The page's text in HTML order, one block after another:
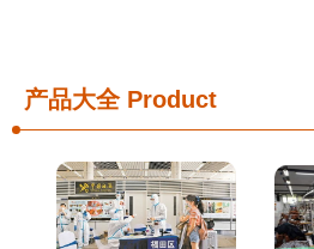
产品大全Product